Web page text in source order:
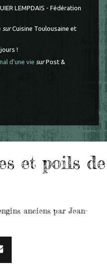
LEMPDAIS - Fédération
surCuisine Toulousaine et
!
d'une vie surPost &
et poils de
anciens par Jean-